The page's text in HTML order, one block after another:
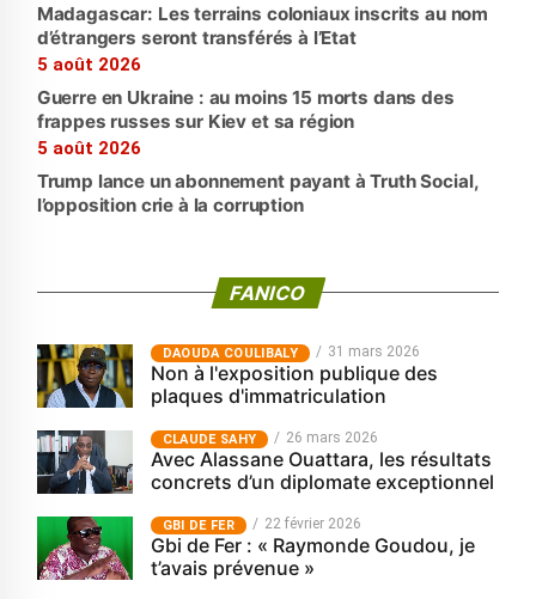
Madagascar: Les terrains coloniaux inscrits au nom
d’étrangers seront transférés à l’Etat
5 août 2026
Guerre en Ukraine : au moins 15 morts dans des
frappes russes sur Kiev et sa région
5 août 2026
Trump lance un abonnement payant à Truth Social,
l’opposition crie à la corruption
FANICO
‎DAOUDA COULIBALY 31 mars 2026
Non à l'exposition publique des
plaques d'immatriculation
CLAUDE SAHY 26 mars 2026
Avec Alassane Ouattara, les résultats
concrets d’un diplomate exceptionnel
GBI DE FER 22 février 2026
Gbi de Fer : « Raymonde Goudou, je
t’avais prévenue »